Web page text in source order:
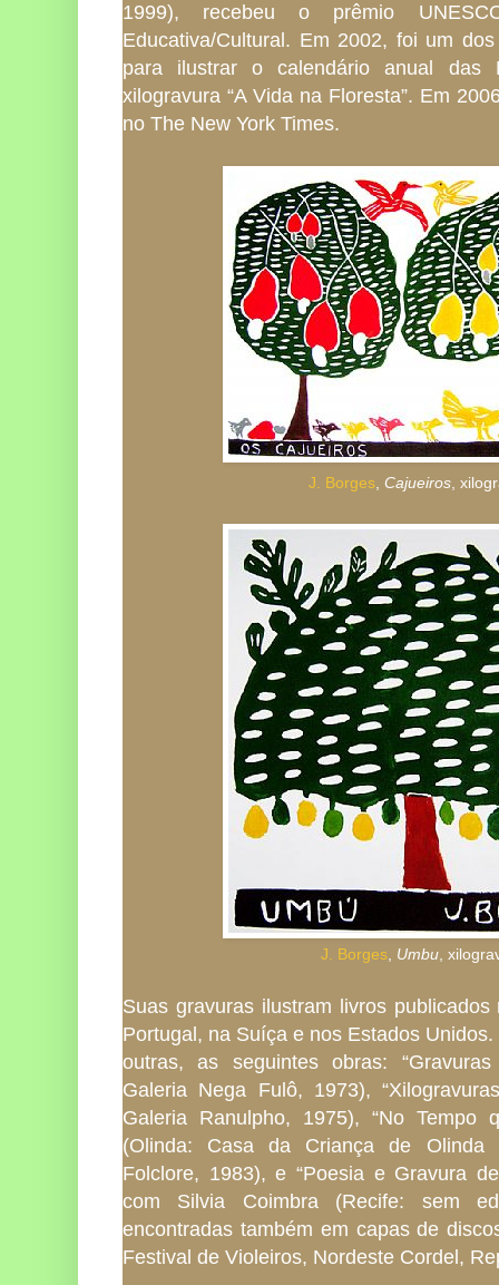
1999), recebeu o prêmio
Educativa/Cultural. Em 2002, foi um
para ilustrar o calendário anual das
xilogravura “A Vida na Floresta”. Em
no The New York Times.
J. Borges,Cajueiros,
J. Borges, Umbu,
Suas gravuras ilustram livros
Portugal, na Suíça e nos Estados
outras, as seguintes obras:
Galeria Nega Fulô, 1973),
Galeria Ranulpho, 1975), “No Tempo
(Olinda: Casa da Criança de Olinda
Folclore, 1983), e “Poesia e Gravura
com Silvia Coimbra (Recife: sem
encontradas também em capas de
Festival de Violeiros, Nordeste Cordel,